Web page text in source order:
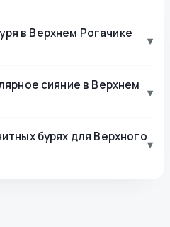
в Верхнем Рогачике
▾
сияние в Верхнем
▾
бурях для Верхного
▾